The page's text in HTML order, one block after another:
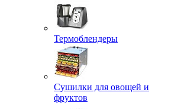
Термоблендеры
Сушилки для овощей и
фруктов